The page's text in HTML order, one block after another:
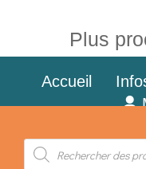
Plus
Accueil
Recherche
produits